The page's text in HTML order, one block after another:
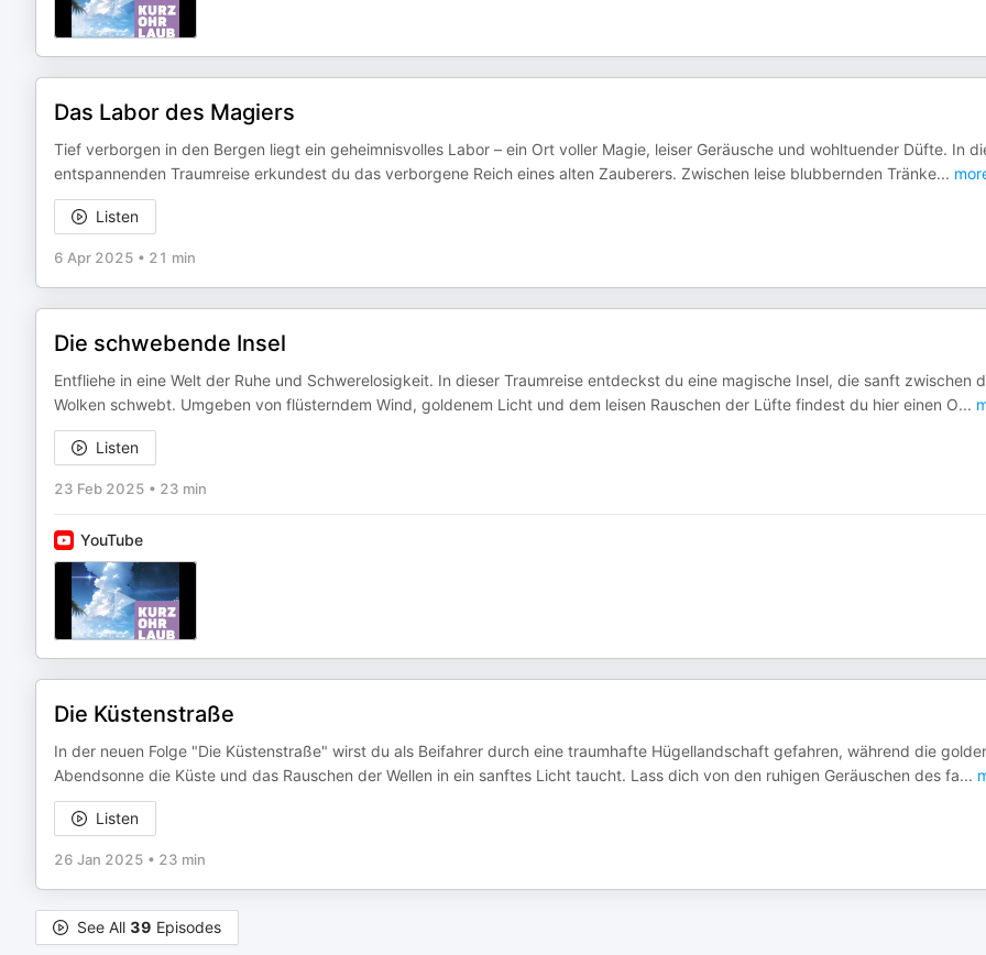
Das Labor des Magiers
Tief verborgen in den Bergen liegt ein geheimnisvolles Labor – ein Ort voller Magie, leiser Geräusche und wohltuender Düfte. In
entspannenden Traumreise erkundest du das verborgene Reich eines alten Zauberers. Zwischen leise blubbernden Tränke...
Listen
6 Apr 2025 • 21 min
Die schwebende Insel
Entfliehe in eine Welt der Ruhe und Schwerelosigkeit. In dieser Traumreise entdeckst du eine magische Insel, die sanft zwischen
Wolken schwebt. Umgeben von flüsterndem Wind, goldenem Licht und dem leisen Rauschen der Lüfte findest du hier einen O...
Listen
23 Feb 2025 • 23 min
YouTube
Die Küstenstraße
In der neuen Folge "Die Küstenstraße" wirst du als Beifahrer durch eine traumhafte Hügellandschaft gefahren, während die
Abendsonne die Küste und das Rauschen der Wellen in ein sanftes Licht taucht. Lass dich von den ruhigen Geräuschen des fa...
Listen
26 Jan 2025 • 23 min
See All 39 Episodes